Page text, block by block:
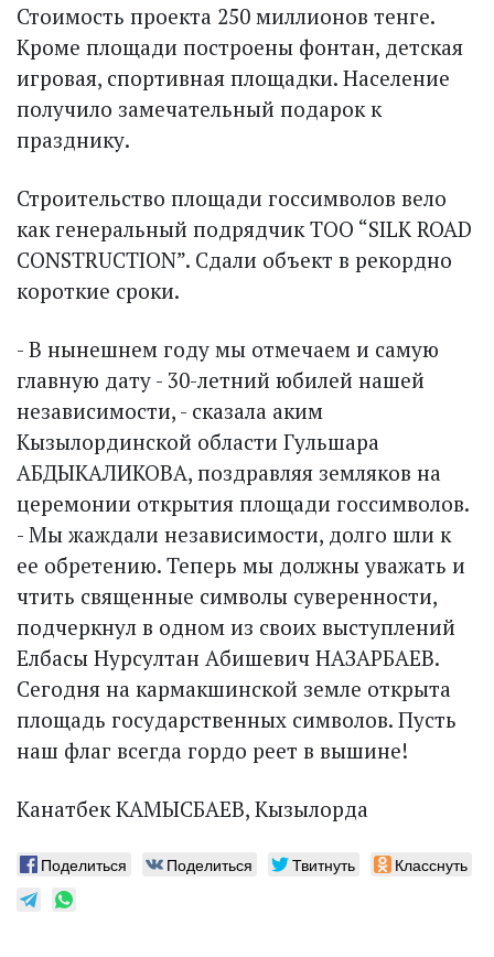
Стоимость проекта 250 миллионов тенге.
Кроме площади построены фонтан, детская
игровая, спортивная площадки. Население
получило замечательный подарок к
празднику.
Строительство площади госсимволов вело
как генеральный подрядчик ТОО “SILK ROAD
CONSTRUCTION”. Сдали объект в рекордно
короткие сроки.
- В нынешнем году мы отмечаем и самую
главную дату - 30-летний юбилей нашей
независимости, - сказала аким
Кызылординской области Гульшара
АБДЫКАЛИКОВА, поздравляя земляков на
церемонии открытия площади госсимволов.
- Мы жаждали независимости, долго шли к
ее обретению. Теперь мы должны уважать и
чтить священные символы суверенности,
подчеркнул в одном из своих выступлений
Елбасы Нурсултан Абишевич НАЗАРБАЕВ.
Сегодня на кармакшинской земле открыта
площадь государственных символов. Пусть
наш флаг всегда гордо реет в вышине!
Канатбек КАМЫСБАЕВ, Кызылорда
Поделиться Поделиться Твитнуть Класснуть